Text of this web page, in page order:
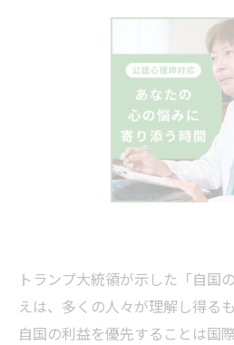
トランプ大統領が示した「自国
えは、多くの人々が理解し得る
自国の利益を優先することは国